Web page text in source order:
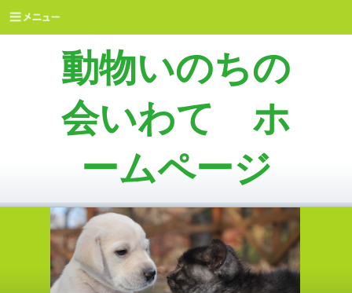
動物いのちの
会いわて ホ
ームページ